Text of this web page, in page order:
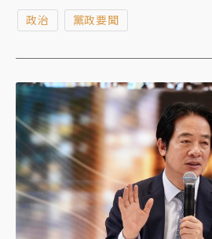
演習，對此，他表示，立法院對
要是透過多通道、管道傳遞資訊
息，至於實際通知方式，仍由主
政治 黨政要聞